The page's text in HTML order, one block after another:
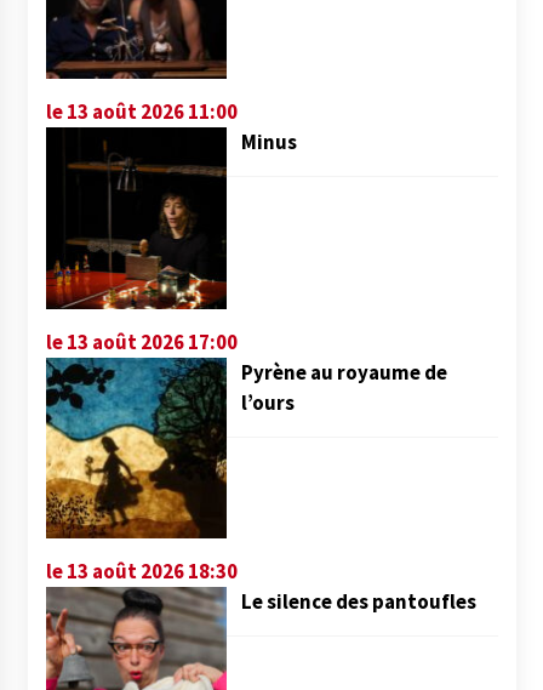
le 13 août 2026 11:00
Minus
le 13 août 2026 17:00
Pyrène au royaume de
l’ours
le 13 août 2026 18:30
Le silence des pantoufles